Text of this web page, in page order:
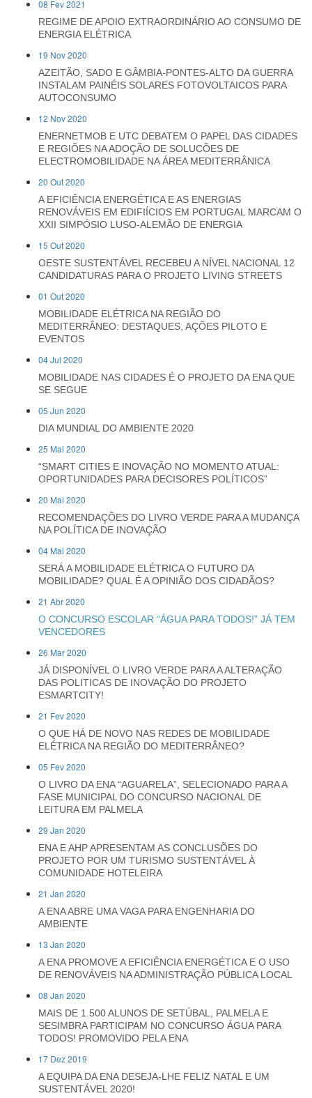
08 Fev 2021
REGIME DE APOIO EXTRAORDINÁRIO AO CONSUMO DE
ENERGIA ELÉTRICA
19 Nov 2020
AZEITÃO, SADO E GÂMBIA-PONTES-ALTO DA GUERRA
INSTALAM PAINÉIS SOLARES FOTOVOLTAICOS PARA
AUTOCONSUMO
12 Nov 2020
ENERNETMOB E UTC DEBATEM O PAPEL DAS CIDADES
E REGIÕES NA ADOÇÃO DE SOLUCÕES DE
ELECTROMOBILIDADE NA ÁREA MEDITERRÂNICA
20 Out 2020
A EFICIÊNCIA ENERGÉTICA E AS ENERGIAS
RENOVÁVEIS EM EDIFIÍCIOS EM PORTUGAL MARCAM O
XXII SIMPÓSIO LUSO-ALEMÃO DE ENERGIA
15 Out 2020
OESTE SUSTENTÁVEL RECEBEU A NÍVEL NACIONAL 12
CANDIDATURAS PARA O PROJETO LIVING STREETS
01 Out 2020
MOBILIDADE ELÉTRICA NA REGIÃO DO
MEDITERRÂNEO: DESTAQUES, AÇÕES PILOTO E
EVENTOS
04 Jul 2020
MOBILIDADE NAS CIDADES É O PROJETO DA ENA QUE
SE SEGUE
05 Jun 2020
DIA MUNDIAL DO AMBIENTE 2020
25 Mai 2020
“SMART CITIES E INOVAÇÃO NO MOMENTO ATUAL:
OPORTUNIDADES PARA DECISORES POLÍTICOS”
20 Mai 2020
RECOMENDAÇÕES DO LIVRO VERDE PARA A MUDANÇA
NA POLÍTICA DE INOVAÇÃO
04 Mai 2020
SERÁ A MOBILIDADE ELÉTRICA O FUTURO DA
MOBILIDADE? QUAL É A OPINIÃO DOS CIDADÃOS?
21 Abr 2020
O CONCURSO ESCOLAR “ÁGUA PARA TODOS!” JÁ TEM
VENCEDORES
26 Mar 2020
JÁ DISPONÍVEL O LIVRO VERDE PARA A ALTERAÇÃO
DAS POLITICAS DE INOVAÇÃO DO PROJETO
ESMARTCITY!
21 Fev 2020
O QUE HÁ DE NOVO NAS REDES DE MOBILIDADE
ELÉTRICA NA REGIÃO DO MEDITERRÂNEO?
05 Fev 2020
O LIVRO DA ENA “AGUARELA”, SELECIONADO PARA A
FASE MUNICIPAL DO CONCURSO NACIONAL DE
LEITURA EM PALMELA
29 Jan 2020
ENA E AHP APRESENTAM AS CONCLUSÕES DO
PROJETO POR UM TURISMO SUSTENTÁVEL À
COMUNIDADE HOTELEIRA
21 Jan 2020
A ENA ABRE UMA VAGA PARA ENGENHARIA DO
AMBIENTE
13 Jan 2020
A ENA PROMOVE A EFICIÊNCIA ENERGÉTICA E O USO
DE RENOVÁVEIS NA ADMINISTRAÇÃO PÚBLICA LOCAL
08 Jan 2020
MAIS DE 1.500 ALUNOS DE SETÚBAL, PALMELA E
SESIMBRA PARTICIPAM NO CONCURSO ÁGUA PARA
TODOS! PROMOVIDO PELA ENA
17 Dez 2019
A EQUIPA DA ENA DESEJA-LHE FELIZ NATAL E UM
SUSTENTÁVEL 2020!